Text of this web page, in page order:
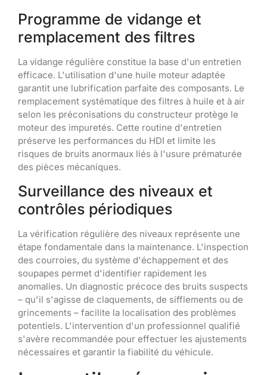
Programme de vidange et
remplacement des filtres
La vidange régulière constitue la base d'un entretien
efficace. L'utilisation d'une huile moteur adaptée
garantit une lubrification parfaite des composants. Le
remplacement systématique des filtres à huile et à air
selon les préconisations du constructeur protège le
moteur des impuretés. Cette routine d'entretien
préserve les performances du HDI et limite les
risques de bruits anormaux liés à l'usure prématurée
des pièces mécaniques.
Surveillance des niveaux et
contrôles périodiques
La vérification régulière des niveaux représente une
étape fondamentale dans la maintenance. L'inspection
des courroies, du système d'échappement et des
soupapes permet d'identifier rapidement les
anomalies. Un diagnostic précoce des bruits suspects
– qu'il s'agisse de claquements, de sifflements ou de
grincements – facilite la localisation des problèmes
potentiels. L'intervention d'un professionnel qualifié
s'avère recommandée pour effectuer les ajustements
nécessaires et garantir la fiabilité du véhicule.